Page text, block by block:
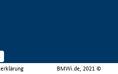
BMWi.de, 2021 ©